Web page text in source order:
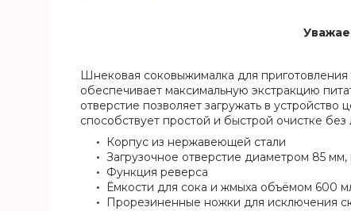
Шнековая соковыжималка для
обеспечивает максимальную экстракцию
отверстие позволяет загружать в
способствует простой и быстрой очистке
Корпус из нержавеющей стали
Загрузочное отверстие диаметром 85
Функция реверса
Ёмкости для сока и жмыха объёмом 600
Прорезиненные ножки для исключения